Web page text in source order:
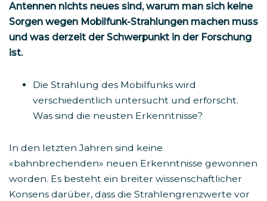
Antennen nichts neues sind, warum man sich keine
Sorgen wegen Mobilfunk-Strahlungen machen muss
und was derzeit der Schwerpunkt in der Forschung
ist.
Die Strahlung des Mobilfunks wird
verschiedentlich untersucht und erforscht.
Was sind die neusten Erkenntnisse?
In den letzten Jahren sind keine
«bahnbrechenden» neuen Erkenntnisse gewonnen
worden. Es besteht ein breiter wissenschaftlicher
Konsens darüber, dass die Strahlengrenzwerte vor